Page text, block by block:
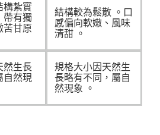
構紮實
帶有獨
苦甘原
結構較為鬆散 。口
感偏向軟嫩、風味
清甜 。
然生長
自然現
規格大小因天然生
長略有不同，屬自
然現象
。